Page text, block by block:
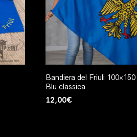
Bandiera del Friuli 100×150
Blu classica
12,00€